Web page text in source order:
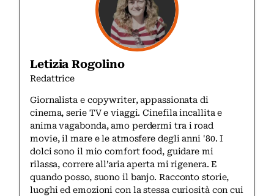
Letizia Rogolino
Redattrice
Giornalista e copywriter, appassionata di
cinema, serie TV e viaggi. Cinefila incallita e
anima vagabonda, amo perdermi tra i road
movie, il mare e le atmosfere degli anni '80. I
dolci sono il mio comfort food, guidare mi
rilassa, correre all’aria aperta mi rigenera. E
quando posso, suono il banjo. Racconto storie,
luoghi ed emozioni con la stessa curiosità con cui